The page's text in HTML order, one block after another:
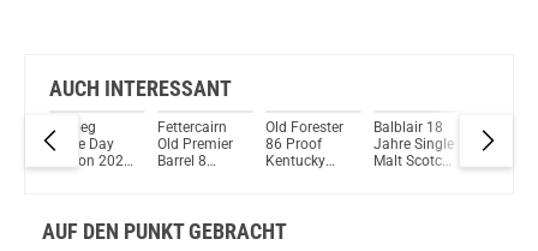
AUCH INTERESSANT
Ardbeg
Dolce Day
Edition 2026
47,8% Vol.
Fettercairn
Old Premier
Barrel 8
Vol. 700ml
Old Forester
86 Proof
Kentucky
Vol. 700ml
Balblair 18
Jahre Single
Malt Scotch
Mòine
AUF DEN PUNKT GEBRACHT